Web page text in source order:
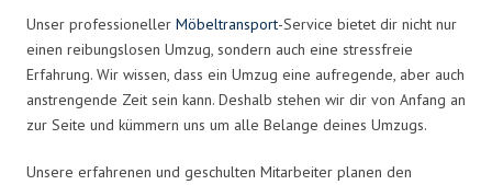
Unser professioneller Möbeltransport-Service bietet dir nicht nur
einen reibungslosen Umzug, sondern auch eine stressfreie
Erfahrung. Wir wissen, dass ein Umzug eine aufregende, aber auch
anstrengende Zeit sein kann. Deshalb stehen wir dir von Anfang an
zur Seite und kümmern uns um alle Belange deines Umzugs.
Unsere erfahrenen und geschulten Mitarbeiter planen den